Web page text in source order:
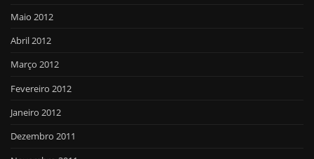
Maio 2012
Abril 2012
Março 2012
Fevereiro 2012
Janeiro 2012
Dezembro 2011